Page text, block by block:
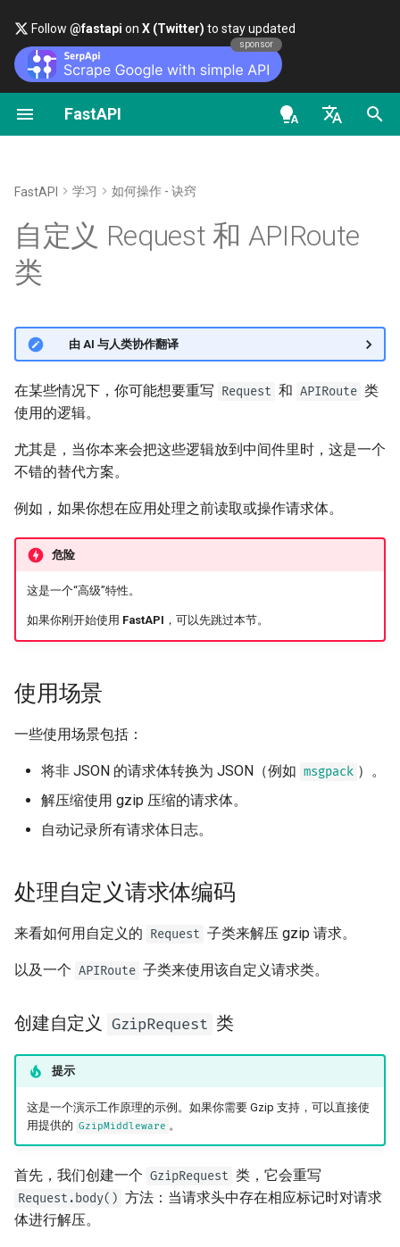
Follow @fastapi on X (Twitter) to stay updated
sponsor
FastAPI
de - Deutsch
es - español
fr - français
pt - português
tr - Türkçe
zh - 简体中文
zh-hant - 繁體中文
第一步
请求体
路径参数和数值校验
查询参数模型
请求体 - 字段
请求体 - 嵌套模型
声明请求示例数据
额外数据类型
Cookie 参数
Header 参数
Cookie 参数模型
Header 参数模型
响应模型 - 返回类型
响应状态码
请求表单与文件
处理错误
路径操作配置
JSON 兼容编码器
类作为依赖项
全局依赖项
安全 - 第一步
Password 和 Bearer 验证
流式数据
直接返回响应
OpenAPI 中的附加响应
响应 Cookies
响应头
高级依赖项
OAuth2 作用域
直接使用 Request
使用代理
WebSockets
生命周期事件
测试 WebSockets
测试事件：lifespan 和 startup
使用覆盖测试依赖项
异步测试
设置和环境变量
OpenAPI 回调
关于 FastAPI 版本
手动运行服务器
在云服务商上部署 FastAPI
服务器工作进程（Workers）
- 使用 Uvicorn 的多工作进程
模式
容器中的 FastAPI - Docker
使用场景
创建自定义
在路由器中自定义 APIRoute 类
FastAPI class
UploadFile class
Dependencies - Depends()
and Security()
APIRouter class
Background Tasks -
Request class
HTTPConnection class
Custom Response Classes -
File, HTML, Redirect,
Server-Sent Events -
EventSourceResponse and
ServerSentEvent
Middleware
OpenAPI
OpenAPI docs
Security Tools
Encoders - jsonable_encoder
Static Files - StaticFiles
Templating - Jinja2Templates
Test Client - TestClient
FastAPI People
Translations
External Links
FastAPI and friends
newsletter
替代方案、灵感与对比
Repository Management
FastAPI 学习 如何操作 - 诀窍
自定义 Request 和 APIRoute
类
🌐 由 AI 与人类协作翻译
在某些情况下，你可能想要重写 Request 和 APIRoute 类
使用的逻辑。
尤其是，当你本来会把这些逻辑放到中间件里时，这是一个
不错的替代方案。
例如，如果你想在应用处理之前读取或操作请求体。
危险
这是一个“高级”特性。
如果你刚开始使用 FastAPI ，可以先跳过本节。
使用场景
一些使用场景包括：
将非 JSON 的请求体转换为 JSON（例如 msgpack ）。
解压缩使用 gzip 压缩的请求体。
自动记录所有请求体日志。
处理自定义请求体编码
来看如何用自定义的 Request 子类来解压 gzip 请求。
以及一个 APIRoute 子类来使用该自定义请求类。
创建自定义 GzipRequest 类
提示
这是一个演示工作原理的示例。如果你需要 Gzip 支持，可以直接使
用提供的 GzipMiddleware 。
首先，我们创建一个 GzipRequest 类，它会重写
Request.body() 方法：当请求头中存在相应标记时对请求
体进行解压。